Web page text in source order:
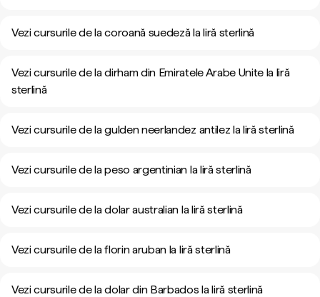
Vezi cursurile de la coroană suedeză la liră sterlină
Vezi cursurile de la dirham din Emiratele Arabe Unite la liră
sterlină
Vezi cursurile de la gulden neerlandez antilez la liră sterlină
Vezi cursurile de la peso argentinian la liră sterlină
Vezi cursurile de la dolar australian la liră sterlină
Vezi cursurile de la florin aruban la liră sterlină
Vezi cursurile de la dolar din Barbados la liră sterlină